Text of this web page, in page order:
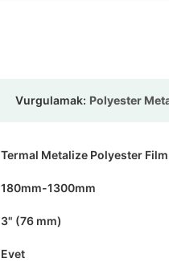
Vurgulamak: Polyester
Termal Metalize Polyester Film
180mm-1300mm
3" (76 mm)
Evet